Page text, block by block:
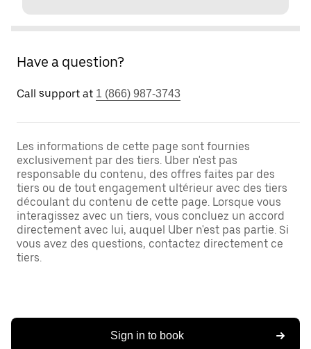
Have a question?
Call support at 1 (866) 987-3743
Les informations de cette page sont fournies
exclusivement par des tiers. Uber n'est pas
responsable du contenu, des offres faites par des
tiers ou de tout engagement ultérieur avec des tiers
découlant du contenu de cette page. Lorsque vous
interagissez avec un tiers, vous concluez un accord
directement avec lui, auquel Uber n'est pas partie. Si
vous avez des questions, contactez directement ce
tiers.
Sign in to book